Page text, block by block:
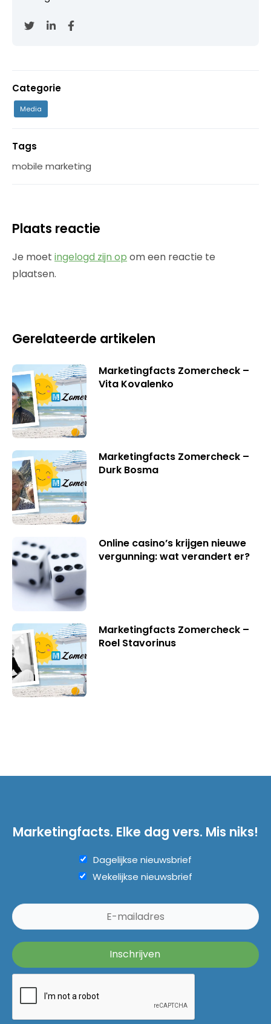
Categorie
Media
Tags
mobile marketing
Plaats reactie
Je moet ingelogd zijn op om een reactie te
plaatsen.
Gerelateerde artikelen
Marketingfacts Zomercheck –
Vita Kovalenko
Marketingfacts Zomercheck –
Durk Bosma
Online casino’s krijgen nieuwe
vergunning: wat verandert er?
Marketingfacts Zomercheck –
Roel Stavorinus
Marketingfacts. Elke dag vers. Mis niks!
Dagelijkse nieuwsbrief
Wekelijkse nieuwsbrief